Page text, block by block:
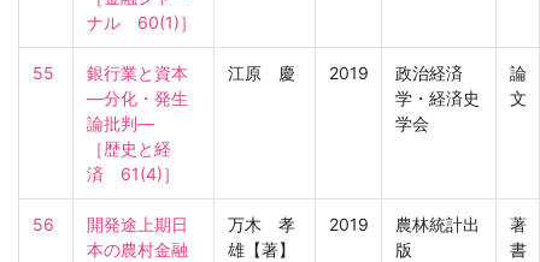
ナル　60(1)］
55
銀行業と資本
—分化・発生
論批判—
［歴史と経
済　61(4)］
江原 慶 2019
政治経済
学・経済史
学会
論
文
56
開発途上期日
本の農村金融
万木 孝
雄【著】
2019
農林統計出
版
著
書